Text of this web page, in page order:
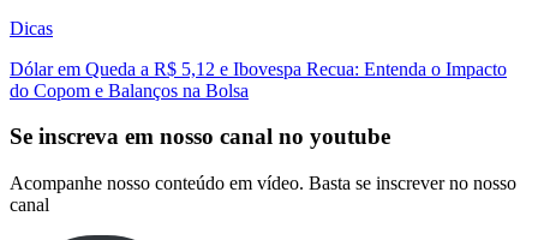
Dicas
Dólar em Queda a R$ 5,12 e Ibovespa Recua: Entenda o Impacto
do Copom e Balanços na Bolsa
Se inscreva em nosso canal no youtube
Acompanhe nosso conteúdo em vídeo. Basta se inscrever no nosso
canal